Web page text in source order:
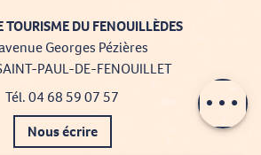
TOURISME DU FENOUILLÈDES
Georges Pézières
PAUL-DE-FENOUILLET
Tél. 04 68 59 07 57
Nous écrire